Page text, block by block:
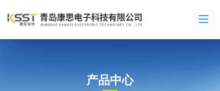
产品中心